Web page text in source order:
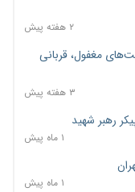
۲ هفته پیش
مغفول، قربانی
۳ هفته پیش
رهبر شهید
۱ ماه پیش
۱ ماه پیش